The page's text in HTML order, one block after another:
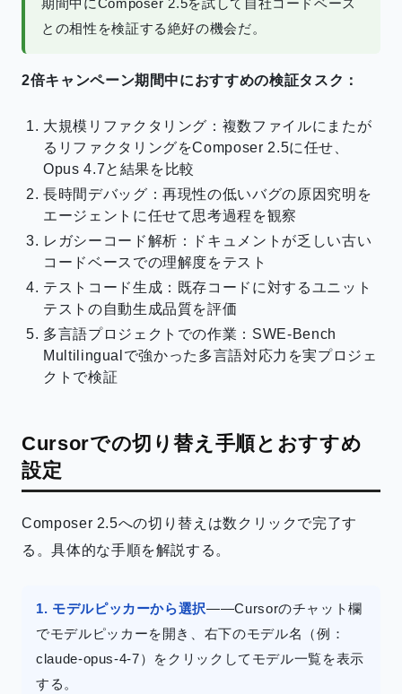
期間中にComposer 2.5を試して自社コードベース
との相性を検証する絶好の機会だ。
2倍キャンペーン期間中におすすめの検証タスク：
大規模リファクタリング：複数ファイルにまたが
るリファクタリングをComposer 2.5に任せ、
Opus 4.7と結果を比較
長時間デバッグ：再現性の低いバグの原因究明を
エージェントに任せて思考過程を観察
レガシーコード解析：ドキュメントが乏しい古い
コードベースでの理解度をテスト
テストコード生成：既存コードに対するユニット
テストの自動生成品質を評価
多言語プロジェクトでの作業：SWE-Bench
Multilingualで強かった多言語対応力を実プロジェ
クトで検証
Cursorでの切り替え手順とおすすめ
設定
Composer 2.5への切り替えは数クリックで完了す
る。具体的な手順を解説する。
1. モデルピッカーから選択——Cursorのチャット欄
でモデルピッカーを開き、右下のモデル名（例：
claude-opus-4-7）をクリックしてモデル一覧を表示
する。